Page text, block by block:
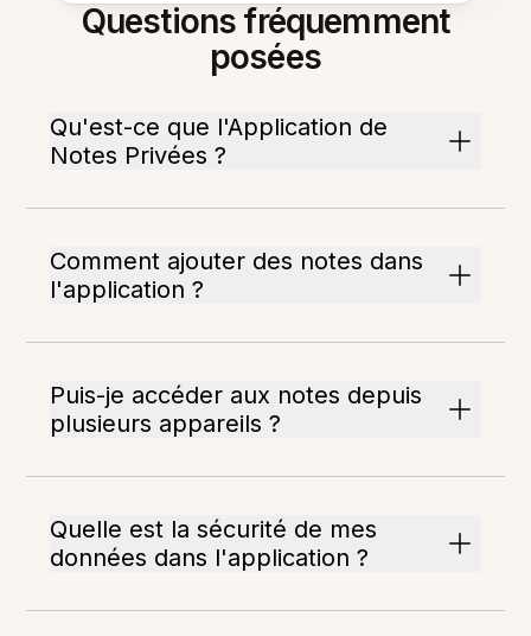
Questions fréquemment
posées
Qu'est-ce que l'Application de
Notes Privées ?
Comment ajouter des notes dans
l'application ?
Puis-je accéder aux notes depuis
plusieurs appareils ?
Quelle est la sécurité de mes
données dans l'application ?